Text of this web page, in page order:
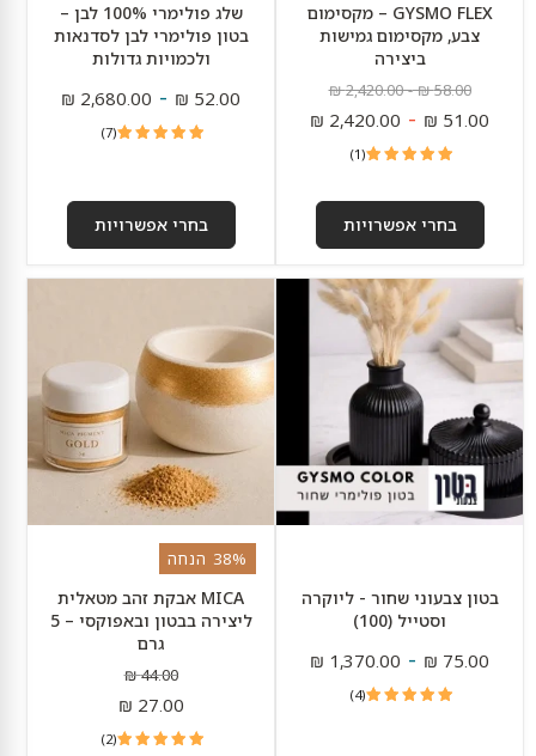
GYSMO FLEX – מקסימום
צבע, מקסימום גמישות
ביצירה
מחיר
מקורי
58.00 ₪
-מחיר
מקורי
2,420.00 ₪
51.00 ₪
-
2,420.00 ₪
(1)
בחרי אפשרויות
שלג פולימרי 100% לבן –
בטון פולימרי לבן לסדנאות
ולכמויות גדולות
52.00 ₪
-
2,680.00 ₪
(7)
בחרי אפשרויות
בטון
צבעוני
שחור
-
ליוקרה
וסטייל
בטון צבעוני שחור - ליוקרה
וסטייל (100)
75.00 ₪
-
1,370.00 ₪
(4)
MICA
זהב
מטאלית
ליצירה
בבטון
ובאפוקסי
38% הנחה
MICA אבקת זהב מטאלית
ליצירה בבטון ובאפוקסי – 5
גרם
מחיר
מקורי
44.00 ₪
מחיר
נוכחי
27.00 ₪
(2)